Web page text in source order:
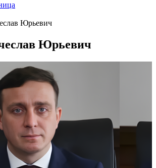
Юрьевич
Юрьевич